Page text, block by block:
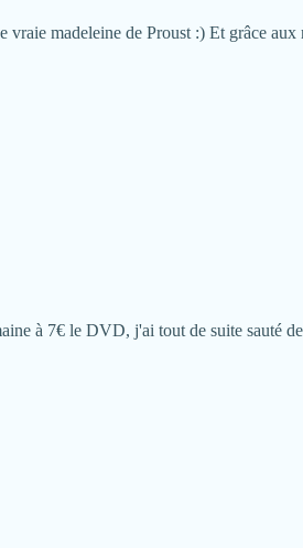
madeleine de Proust :) Et grâce aux
à 7€ le DVD, j'ai tout de suite sauté